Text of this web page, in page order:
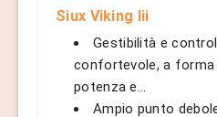
Siux Viking Iii
Gestibilità e
confortevole, a forma
potenza e...
Ampio punto